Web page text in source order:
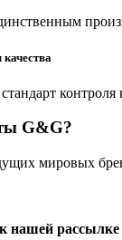
контроля
G&G?
мировых
нашей рассылке